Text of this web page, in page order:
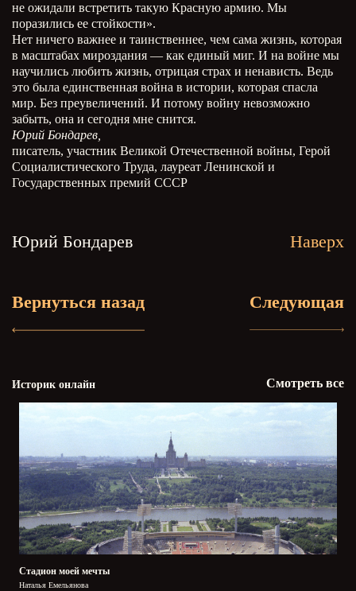
не ожидали встретить такую Красную армию. Мы
поразились ее стойкости».
Нет ничего важнее и таинственнее, чем сама жизнь, которая
в масштабах мироздания — как единый миг. И на войне мы
научились любить жизнь, отрицая страх и ненависть. Ведь
это была единственная война в истории, которая спасла
мир. Без преувеличений. И потому войну невозможно
забыть, она и сегодня мне снится.
Юрий Бондарев,
писатель, участник Великой Отечественной войны, Герой
Социалистического Труда, лауреат Ленинской и
Государственных премий СССР
Юрий Бондарев Наверх
Вернуться назад Следующая
Историк онлайн Смотреть все
Стадион моей мечты
Наталья Емельянова